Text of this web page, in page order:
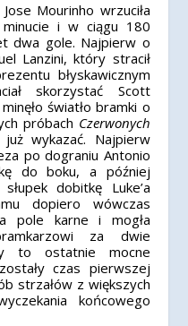
Mourinho wrzuciła
i w ciągu 180
dwa gole. Najpierw o
Lanzini, który stracił
błyskawicznym
skorzystać Scott
światło bramki o
próbach Czerwonych
wykazać. Najpierw
po dograniu Antonio
do boku, a później
dobitkę Luke’a
dopiero wówczas
pole karne i mogła
za dwie
to ostatnie mocne
czas pierwszej
strzałów z większych
końcowego